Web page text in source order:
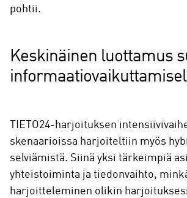
pohtii.
Keskinäinen luottamus
TIETO24-harjoituksen
skenaarioissa harjoiteltiin myös
selviämistä. Siinä yksi tärkeimpiä
yhteistoiminta ja tiedonvaihto,
harjoitteleminen olikin